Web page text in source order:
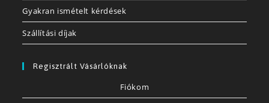
Gyakran ismételt kérdések
Szállítási díjak
Regisztrált Vásárlóknak
Fiókom